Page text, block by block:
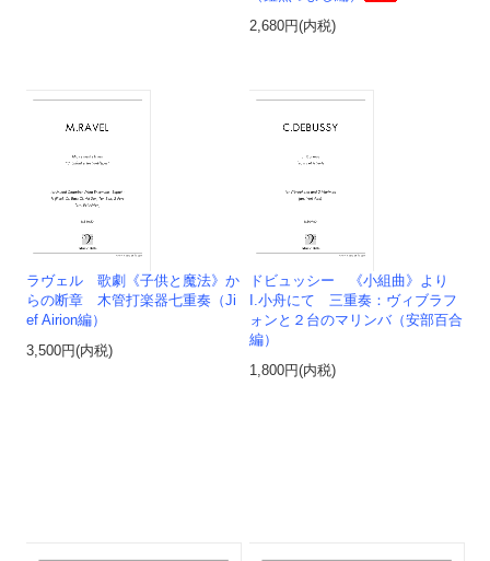
2,680円(内税)
ラヴェル 歌劇《子供と魔法》か
らの断章 木管打楽器七重奏（Ji
ef Airion編）
3,500円(内税)
ドビュッシー 《小組曲》より
I.小舟にて 三重奏：ヴィブラフ
ォンと２台のマリンバ（安部百合
編）
1,800円(内税)